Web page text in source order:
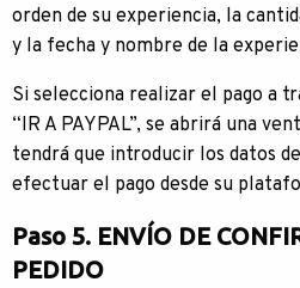
orden de su experiencia, la
y la fecha y nombre de la
Si selecciona realizar el pago a
“IR A PAYPAL”, se abrirá una
tendrá que introducir los datos
efectuar el pago desde su
Paso 5. ENVÍO DE
PEDIDO